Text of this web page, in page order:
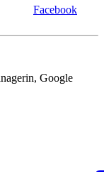
Facebook
Google